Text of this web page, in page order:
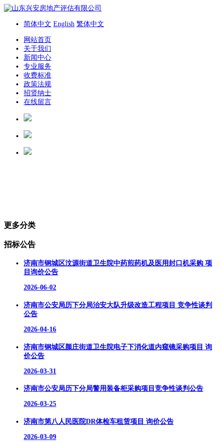
简体中文 English 繁体中文
网站首页
关于我们
新闻中心
专业服务
收费标准
政策法规
招贤纳士
在线留言
更多分类
招标公告
济南市钢城区汶源街道卫生院中药煎药机及医用封口机采购 项
目询价公告
2026-06-02
济南市公安局历下分局治安大队升级改造工程项目 竞争性谈判
公告
2026-04-16
济南市钢城区颜庄街道卫生院电子下消化道内窥镜采购项目 询
价公告
2026-03-31
济南市公安局历下分局警用装备柜采购项目竞争性谈判公告
2026-03-25
济南市第八人民医院DR体检车租赁项目 询价公告
2026-03-09